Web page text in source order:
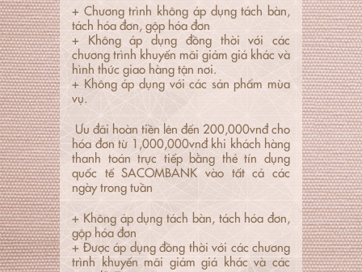
+ Chương trình không áp dụng tách bàn,
tách hóa đơn, gộp hóa đơn
+ Không áp dụng đồng thời với các
chương trình khuyến mãi giảm giá khác và
hình thức giao hàng tận nơi.
+ Không áp dụng với các sản phẩm mùa
vụ.
Ưu đãi hoàn tiền lên đến 200,000vnđ cho
hóa đơn từ 1,000,000vnđ khi khách hàng
thanh toán trực tiếp bằng thẻ tín dụng
quốc tế SACOMBANK vào tất cả các
ngày trong tuần
+ Không áp dụng tách bàn, tách hóa đơn,
gộp hóa đơn
+ Được áp dụng đồng thời với các chương
trình khuyến mãi giảm giá khác và các